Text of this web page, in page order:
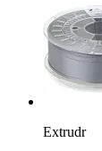
Extrudr